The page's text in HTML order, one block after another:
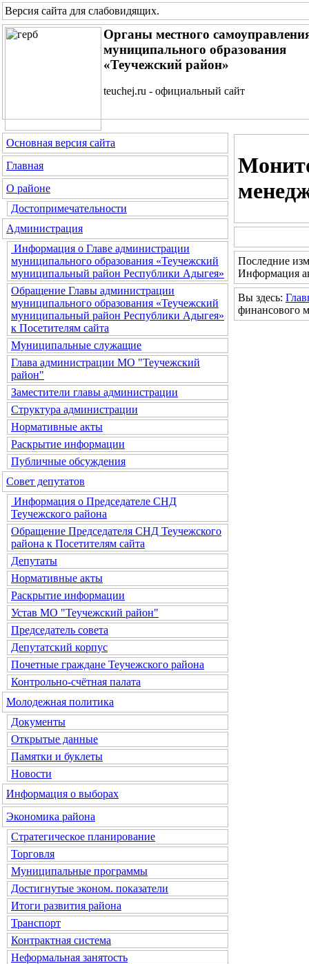
Версия сайта для слабовидящих.
Органы местного
муниципального образования
«Теучежский район»
teuchej.ru - официальный сайт
Основная версия сайта
Главная
О районе
Достопримечательности
Администрация
Информация о Главе администрации
муниципального образования «Теучежский
муниципальный район Республики Адыгея»
Обращение Главы администрации
муниципального образования «Теучежский
муниципальный район Республики Адыгея»
к Посетителям сайта
Муниципальные служащие
Глава администрации МО "Теучежский
район"
Заместители главы администрации
Структура администрации
Нормативные акты
Раскрытие информации
Публичные обсуждения
Совет депутатов
Информация о Председателе СНД
Теучежского района
Обращение Председателя СНД Теучежского
района к Посетителям сайта
Депутаты
Нормативные акты
Раскрытие информации
Устав МО "Теучежский район"
Председатель совета
Депутатский корпус
Почетные граждане Теучежского района
Контрольно-счётная палата
Молодежная политика
Документы
Открытые данные
Памятки и буклеты
Новости
Информация о выборах
Экономика района
Стратегическое планирование
Торговля
Муниципальные программы
Достигнутые эконом. показатели
Итоги развития района
Транспорт
Контрактная система
Неформальная занятость
Последние
Информация
Вы здесь:
финансового